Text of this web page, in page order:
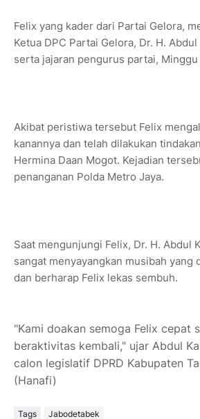
Felix yang kader dari Partai Gelora,
Ketua DPC Partai Gelora, Dr. H. Abdul
serta jajaran pengurus partai,
Akibat peristiwa tersebut Felix
kanannya dan telah dilakukan
Hermina Daan Mogot. Kejadian
penanganan Polda Metro Jaya.
Saat mengunjungi Felix, Dr. H. Abdul
sangat menyayangkan musibah yang
dan berharap Felix lekas sembuh.
"Kami doakan semoga Felix cepat
beraktivitas kembali," ujar Abdul
calon legislatif DPRD Kabupaten
(Hanafi)
Tags Jabodetabek